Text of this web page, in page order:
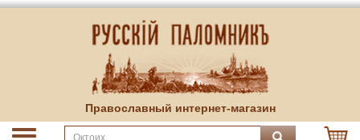
Православный интернет-магазин